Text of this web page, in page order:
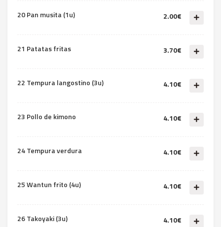
20 Pan musita (1u) 2.00€
21 Patatas fritas 3.70€
22 Tempura langostino (3u) 4.10€
23 Pollo de kimono 4.10€
24 Tempura verdura 4.10€
25 Wantun frito (4u) 4.10€
26 Takoyaki (3u) 4.10€